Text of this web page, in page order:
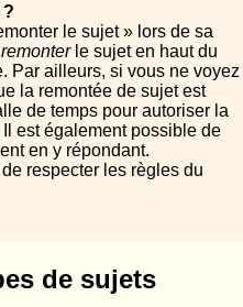
le sujet » lors de sa
remonterle sujet en haut du
Par ailleurs, si vous ne voyez
la remontée de sujet est
de temps pour autoriser la
Il est également possible de
en y répondant.
respecter les règles du
de sujets